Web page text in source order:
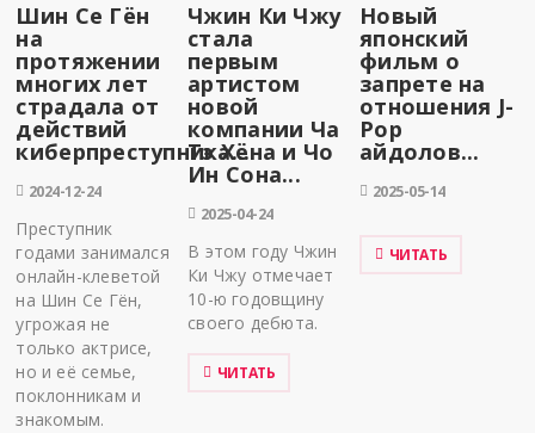
Шин Се Гён
на
протяжении
многих лет
страдала от
действий
киберпреступника...
2024-12-24
Преступник
годами занимался
онлайн-клеветой
на Шин Се Гён,
угрожая не
только актрисе,
но и её семье,
поклонникам и
знакомым.
Чжин Ки Чжу
стала
первым
артистом
новой
компании Ча
Тэ Хёна и Чо
Ин Сона...
2025-04-24
В этом году Чжин
Ки Чжу отмечает
10-ю годовщину
своего дебюта.
ЧИТАТЬ
Новый
японский
фильм о
запрете на
отношения J-
Pop
айдолов...
2025-05-14
ЧИТАТЬ